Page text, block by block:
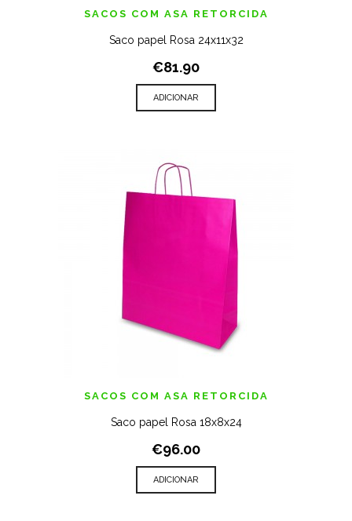
SACOS COM ASA RETORCIDA
Saco papel Rosa 24x11x32
€81.90
ADICIONAR
SACOS COM ASA RETORCIDA
Saco papel Rosa 18x8x24
€96.00
ADICIONAR